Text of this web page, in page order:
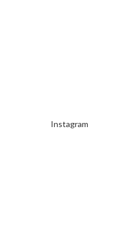
Instagram